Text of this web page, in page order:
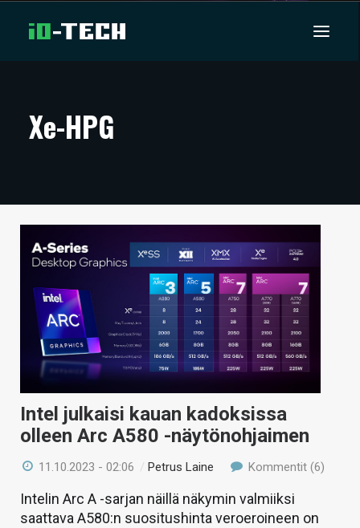
ARTIKKELIT
TECHBBS
TIETOA
KAUPPA
VAIHDA TEEMA
HAKU
Xe-HPG
Intel julkaisi kauan kadoksissa
olleen Arc A580 -näytönohjaimen
11.10.2023 - 02:06 /Petrus Laine Kommentit (6)
Intelin Arc A -sarjan näillä näkymin valmiiksi
saattava A580:n suositushinta veroeroineen on